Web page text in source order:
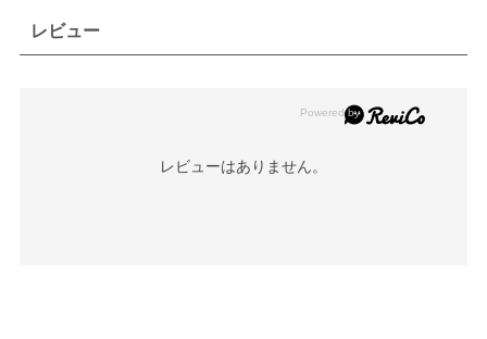
レビュー
レビューはありません。